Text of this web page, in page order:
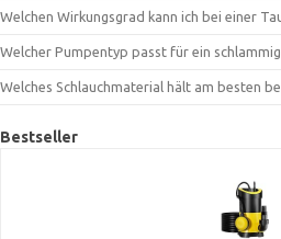
Welchen Wirkungsgrad kann ich bei einer
Welcher Pumpentyp passt für ein
Welches Schlauchmaterial hält am besten
Bestseller